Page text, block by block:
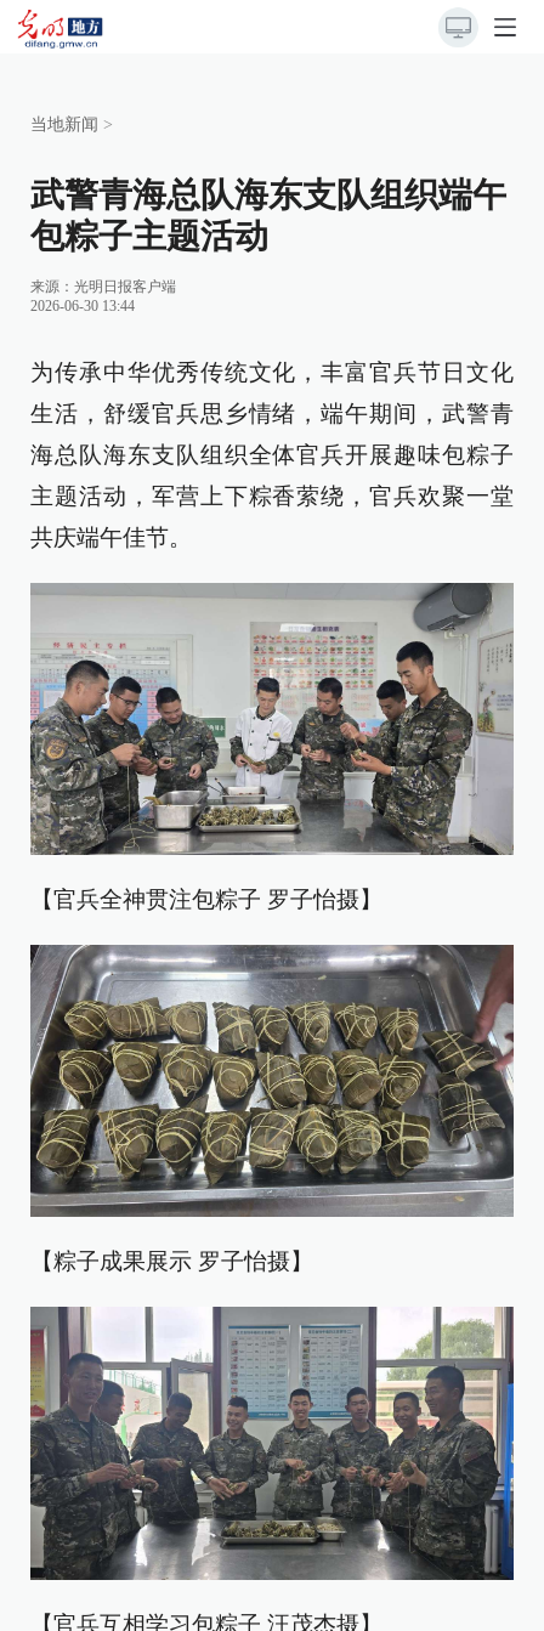
当地新闻 >
武警青海总队海东支队组织端午
包粽子主题活动
来源： 光明日报客户端
2026-06-30 13:44
为传承中华优秀传统文化，丰富官兵节日文化
生活，舒缓官兵思乡情绪，端午期间，武警青
海总队海东支队组织全体官兵开展趣味包粽子
主题活动，军营上下粽香萦绕，官兵欢聚一堂
共庆端午佳节。
【官兵全神贯注包粽子 罗子怡摄】
【粽子成果展示 罗子怡摄】
【官兵互相学习包粽子 汪茂杰摄】